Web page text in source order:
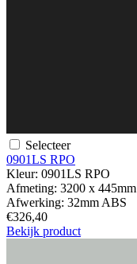
Selecteer
0901LS RPO
Kleur: 0901LS RPO
Afmeting: 3200 x 445mm
Afwerking: 32mm ABS
€326,40
Bekijk product